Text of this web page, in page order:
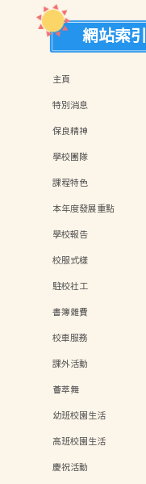
網站索引
主頁
特別消息
保良精神
學校團隊
課程特色
本年度發展重點
學校報告
校服式樣
駐校社工
書簿雜費
校車服務
課外活動
薈萃舞
幼班校園生活
高班校園生活
慶祝活動